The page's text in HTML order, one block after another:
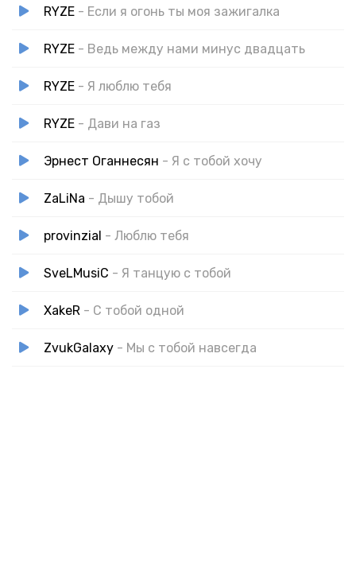
RYZE - Если я огонь ты моя зажигалка
RYZE - Ведь между нами минус двадцать
RYZE - Я люблю тебя
RYZE - Дави на газ
Эрнест Оганнесян - Я с тобой хочу
ZaLiNa - Дышу тобой
provinzial - Люблю тебя
SveLMusiC - Я танцую с тобой
XakeR - С тобой одной
ZvukGalaxy - Мы с тобой навсегда